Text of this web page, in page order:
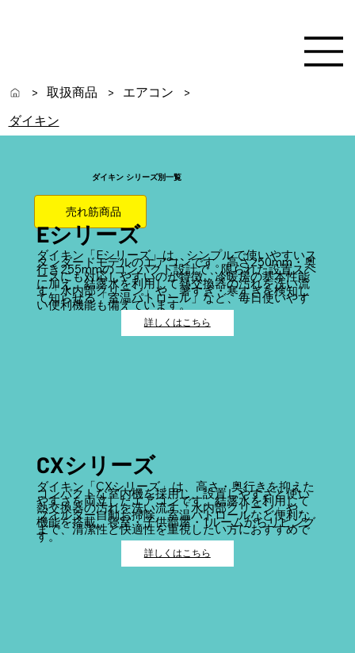
> 取扱商品 > エアコン
>
ダイキン
ダイキン シリーズ別一覧
売れ筋商品
Eシリーズ
ダイキン「Eシリーズ」は、シンプルで使いやすいス
タンダードモデルのエアコンです。高さ250mm・奥
行き255mmのコンパクト設計で、限られた設置スペ
ースにも対応しやすいのが特徴。冷暖房の基本性能
に加え、結露水を利用して熱交換器の汚れを洗い流
す「水内部クリーン」や、暑すぎ・寒すぎを検知し
て知らせる「室温パトロール」など、毎日使いやす
い便利機能も備えています。
詳しくはこちら
CXシリーズ
ダイキン「CXシリーズ」は、高さ・奥行きを抑えた
コンパクトな室内機を採用し、設置しやすさと使い
やすさを両立したエアコンです。結露水を利用して
熱交換器の汚れを洗い流す「水内部クリーン」や、
フィルター自動お掃除、室温パトロールなど便利な
機能を搭載。寝室・子供部屋・1ルームからリビング
まで、清潔性と快適性を重視したい方におすすめで
す。
詳しくはこちら